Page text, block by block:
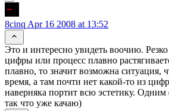
8cinq Apr 16 2008 at 13:52
Это и интересно увидеть воочию.
цифры или процесс плавно
плавно, то значит возможна ситуация,
время, а там почти нет какой-то из
наверняка портит всю эстетику. Одним
так что уже качаю)